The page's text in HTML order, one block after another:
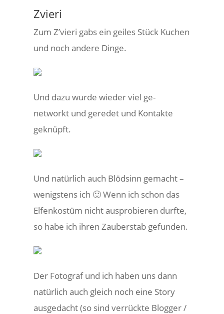
Zvieri
Zum Z’vieri gabs ein geiles Stück Kuchen
und noch andere Dinge.
Und dazu wurde wieder viel ge-
networkt und geredet und Kontakte
geknüpft.
Und natürlich auch Blödsinn gemacht –
wenigstens ich 🙂 Wenn ich schon das
Elfenkostüm nicht ausprobieren durfte,
so habe ich ihren Zauberstab gefunden.
Der Fotograf und ich haben uns dann
natürlich auch gleich noch eine Story
ausgedacht (so sind verrückte Blogger /